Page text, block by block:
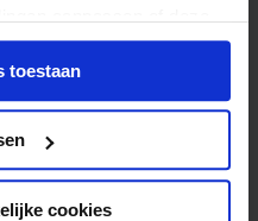
moment voor de
toestaan
cookies
bij het kasteel van Peles.
in deKarpaten. Het
de koninklijke
, staat er een